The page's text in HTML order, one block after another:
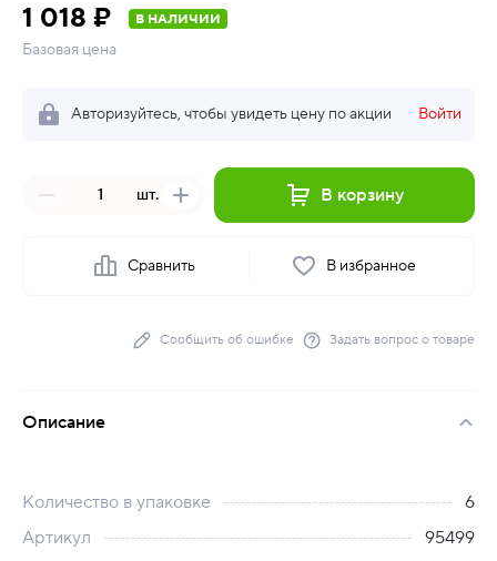
1 018 ₽ В НАЛИЧИИ
Базовая цена
Авторизуйтесь, чтобы увидеть цену по акции Войти
шт. В корзину
Сравнить В избранное
Сообщить об ошибке Задать вопрос о товаре
Описание
Количество в упаковке
6
Артикул
95499